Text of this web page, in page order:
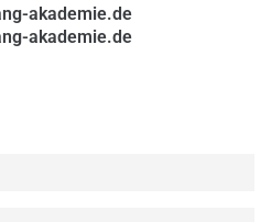
akademie.de
akademie.de